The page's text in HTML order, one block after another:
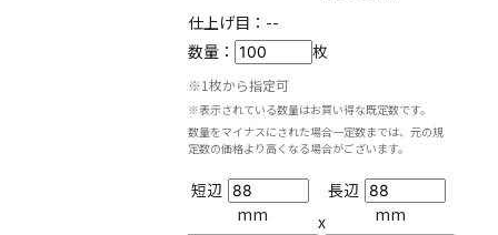
仕上げ目： --
数量：
枚
※1枚から指定可
※表示されている数量はお買い得な既定数です。
数量をマイナスにされた場合一定数までは、元の規
定数の価格より高くなる場合がございます。
短辺
mm
x
長辺
mm